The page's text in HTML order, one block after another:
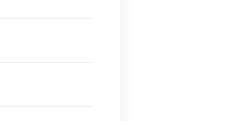
Vektorbild
Photos